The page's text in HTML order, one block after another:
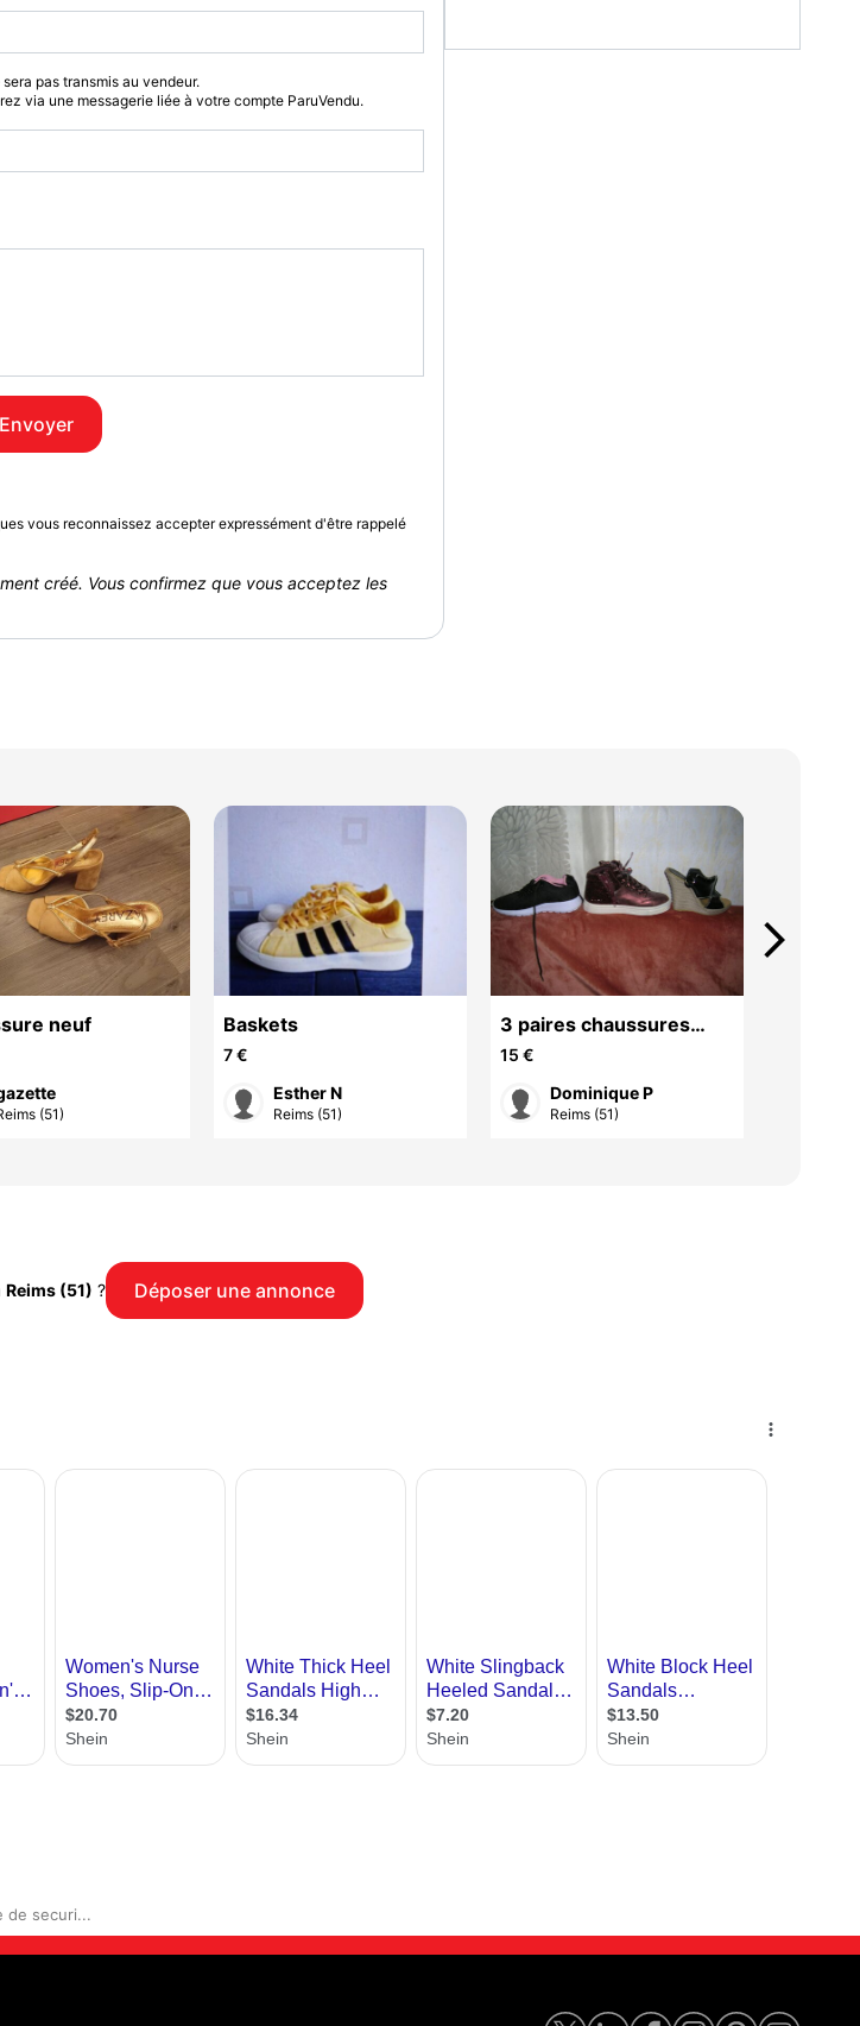
pas transmis au vendeur.
via une messagerie liée à votre compte ParuVendu.
Envoyer
vous reconnaissez accepter expressément d'être rappelé
créé. Vous confirmez que vous acceptez les
neuf
(51)
Baskets
7 €
Esther N
Reims (51)
3 paires chaussures
femme, petite pointure
15 €
Dominique P
Reims (51)
arrow_forward_ios
Reims (51) ? Déposer une annonce
de securi...